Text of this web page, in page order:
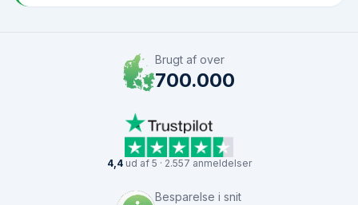
Brugt af over
700.000
4,4ud af 5 · 2.557 anmeldelser
Besparelse i snit